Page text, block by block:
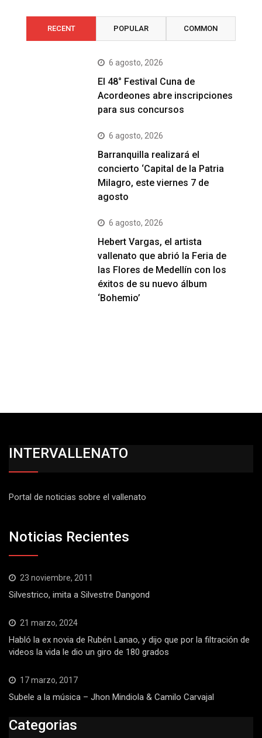
RECENT POPULAR COMMON
6 agosto, 2026
El 48° Festival Cuna de
Acordeones abre inscripciones
para sus concursos
6 agosto, 2026
Barranquilla realizará el
concierto ‘Capital de la Patria
Milagro, este viernes 7 de
agosto
6 agosto, 2026
Hebert Vargas, el artista
vallenato que abrió la Feria de
las Flores de Medellín con los
éxitos de su nuevo álbum
‘Bohemio’
INTERVALLENATO
Portal de noticias sobre el vallenato
Noticias Recientes
23 noviembre, 2011
Silvestrico, imita a Silvestre Dangond
21 marzo, 2024
Habló la ex novia de Rubén Lanao, y dijo que por la filtración de
videos la vida le dio un giro de 180 grados
17 marzo, 2017
Subele a la música – Jhon Mindiola & Camilo Carvajal
Categorias